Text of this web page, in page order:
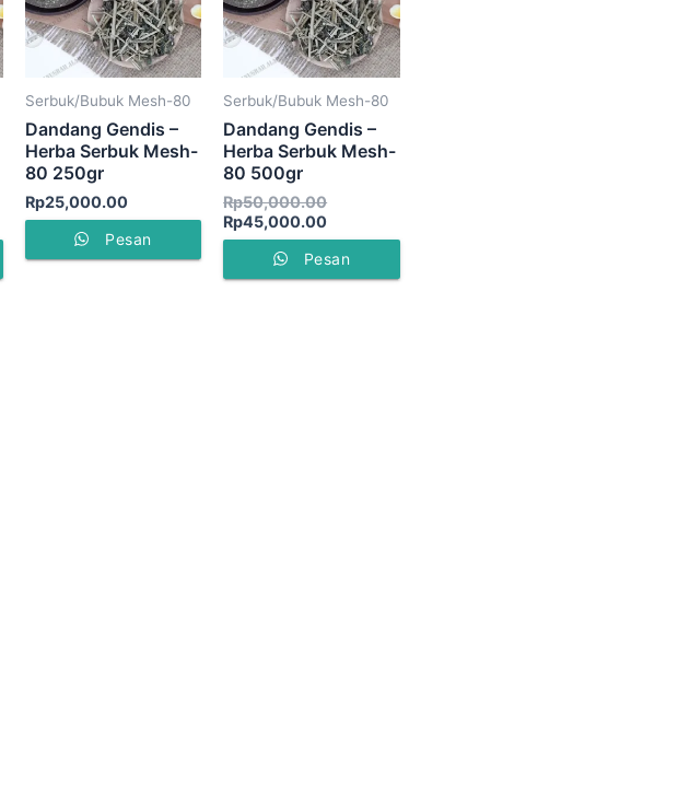
Serbuk/Bubuk Mesh-80
Dandang Gendis –
Herba Serbuk Mesh-
80 250gr
Rp25,000.00
Pesan
Serbuk/Bubuk Mesh-80
Dandang Gendis –
Herba Serbuk Mesh-
80 500gr
Rp50,000.00
Rp45,000.00
Pesan